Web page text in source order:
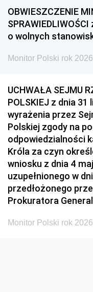
1957
1954
1951
1939
1936
OBWIESZCZENIE
o wolnych
Monitor Polski rok
UCHWAŁA SEJMU
POLSKIEJ z dnia
wyrażenia przez
Polskiej zgody na
odpowiedzialności
Króla za czyn
wniosku z dnia 4
uzupełnionego w
przedłożonego
Prokuratora
Monitor Polski rok